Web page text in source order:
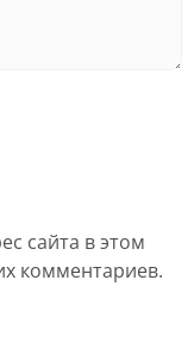
сайта в этом
комментариев.